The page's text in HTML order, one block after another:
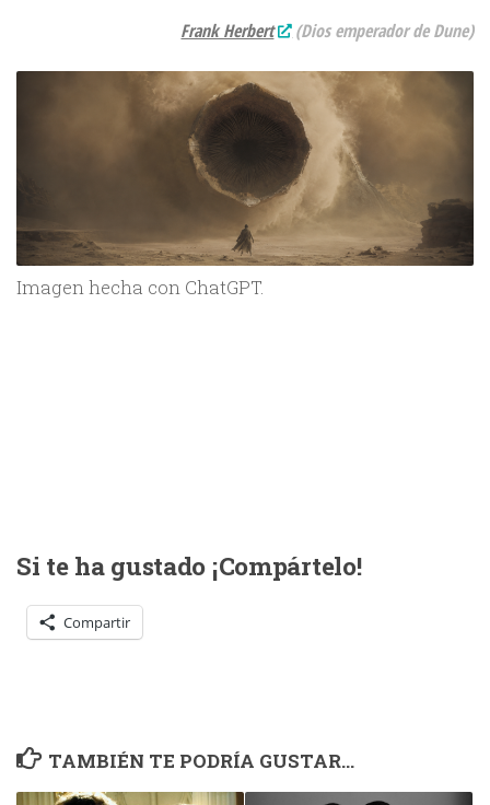
Frank Herbert (Dios emperador de Dune)
Imagen hecha con ChatGPT.
Si te ha gustado ¡Compártelo!
Compartir
TAMBIÉN TE PODRÍA GUSTAR...